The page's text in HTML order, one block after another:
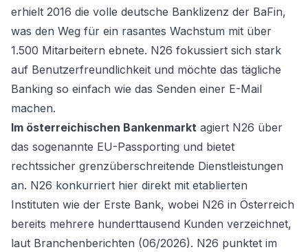
erhielt 2016 die volle deutsche Banklizenz der BaFin,
was den Weg für ein rasantes Wachstum mit über
1.500 Mitarbeitern ebnete. N26 fokussiert sich stark
auf Benutzerfreundlichkeit und möchte das tägliche
Banking so einfach wie das Senden einer E-Mail
machen.
Im österreichischen Bankenmarkt agiert N26 über
das sogenannte EU-Passporting und bietet
rechtssicher grenzüberschreitende Dienstleistungen
an. N26 konkurriert hier direkt mit etablierten
Instituten wie der Erste Bank, wobei N26 in Österreich
bereits mehrere hunderttausend Kunden verzeichnet,
laut Branchenberichten (06/2026). N26 punktet im